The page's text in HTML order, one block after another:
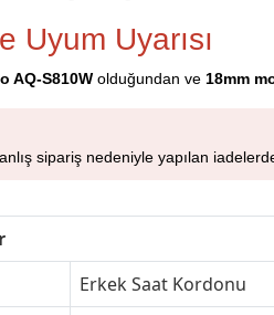
Uyum Uyarısı
AQ-S810W olduğundan ve 18mm
sipariş nedeniyle yapılan
Erkek Saat Kordonu